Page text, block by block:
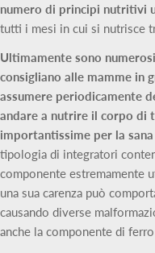
numero di principi nutritivi
tutti i mesi in cui si nutrisce
Ultimamente sono
consigliano alle mamme in
assumere periodicamente
andare a nutrire il corpo di
importantissime per la
tipologia di integratori
componente estremamente
una sua carenza può
causando diverse
anche la componente di